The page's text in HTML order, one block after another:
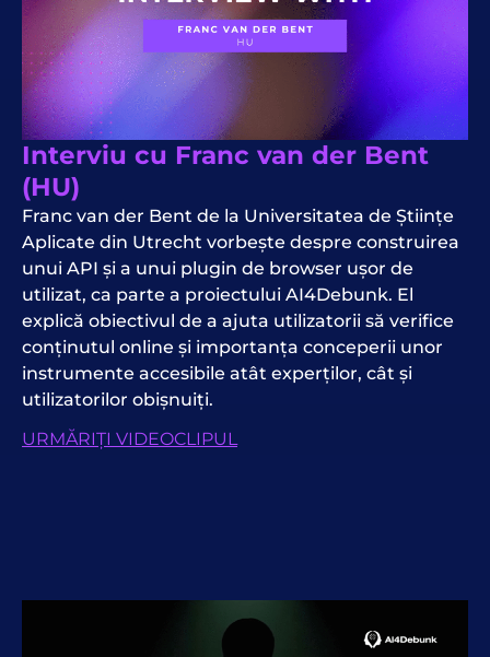
Interviu cu Franc van der Bent
(HU)
Franc van der Bent de la Universitatea de Științe
Aplicate din Utrecht vorbește despre construirea
unui API și a unui plugin de browser ușor de
utilizat, ca parte a proiectului AI4Debunk. El
explică obiectivul de a ajuta utilizatorii să verifice
conținutul online și importanța conceperii unor
instrumente accesibile atât experților, cât și
utilizatorilor obișnuiți.
URMĂRIȚI VIDEOCLIPUL